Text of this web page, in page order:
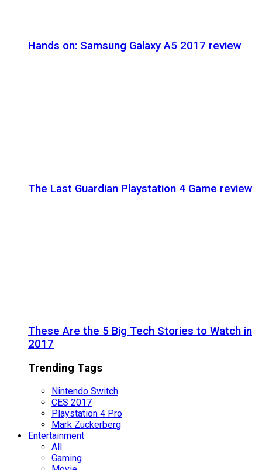
Hands on: Samsung Galaxy A5 2017 review
The Last Guardian Playstation 4 Game review
These Are the 5 Big Tech Stories to Watch in
2017
Trending Tags
Nintendo Switch
CES 2017
Playstation 4 Pro
Mark Zuckerberg
Entertainment
All
Gaming